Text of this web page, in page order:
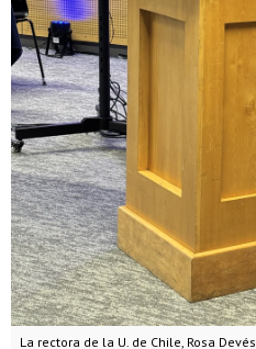
La rectora de la U. de Chile, Rosa Devés.